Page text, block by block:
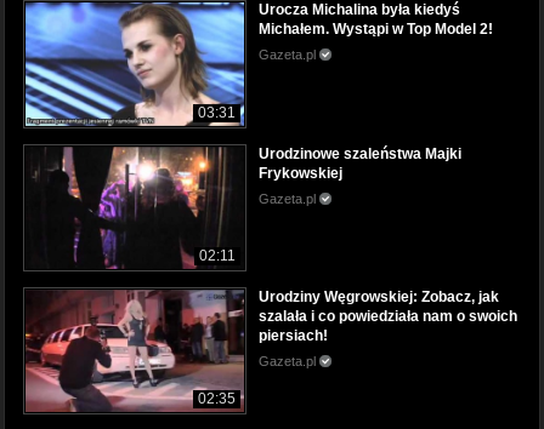
03:31
Urocza Michalina była kiedyś
Michałem. Wystąpi w Top Model 2!
Gazeta.pl
02:11
Urodzinowe szaleństwa Majki
Frykowskiej
Gazeta.pl
02:35
Urodziny Węgrowskiej: Zobacz, jak
szalała i co powiedziała nam o swoich
piersiach!
Gazeta.pl